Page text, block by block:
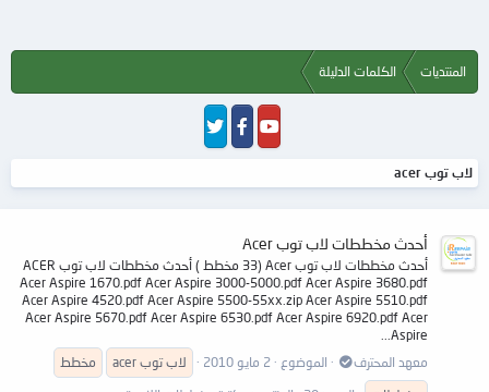
المنتديات الكلمات الدليلة
لاب توب acer
أحدث مخططات لاب توب Acer
أحدث مخططات لاب توب Acer (33 مخطط ) أحدث مخططات لاب توب ACER
Acer Aspire 1670.pdf Acer Aspire 3000-5000.pdf Acer Aspire 3680.pdf
Acer Aspire 4520.pdf Acer Aspire 5500-55xx.zip Acer Aspire 5510.pdf
Acer Aspire 5670.pdf Acer Aspire 6530.pdf Acer Aspire 6920.pdf Acer
Aspire...
معهد المحترف
الموضوع 2 مايو 2010 لاب توب acer
مخطط